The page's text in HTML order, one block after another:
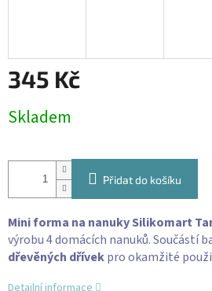
345 Kč
cena:
Skladem
Přidat do košíku
Mini forma na nanuky Silikomart
výrobu 4 domácích nanuků. Součástí
dřevěných dřívekpro okamžité